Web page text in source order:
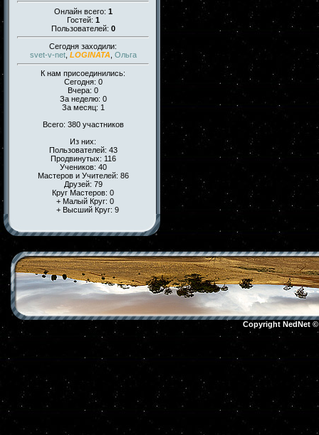
Онлайн всего: 1
Гостей: 1
Пользователей: 0
Сегодня заходили:
svet-v-net, LOGINATA Ольга
К нам присоединились:
Сегодня: 0
Вчера: 0
За неделю: 0
За месяц: 1
Всего: 380 участников
Из них:
Пользователей: 43
Продвинутых: 116
Учеников: 40
Мастеров и Учителей: 86
Друзей: 79
Круг Мастеров: 0
+ Малый Круг: 0
+ Высший Круг: 9
Copyright NedNet